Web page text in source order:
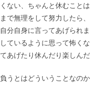
ない、ちゃんと休むこと
で無理をして努力したら
分自身に言ってあげられ
ているように思って怖く
あげたり休んだり楽しん
うとはどういうことなのか